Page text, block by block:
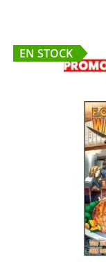
EN STOCK